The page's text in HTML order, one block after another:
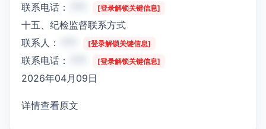
联系电话： [登录解锁关键信息]
十五、纪检监督联系方式
联系人：
[登录解锁关键信息]
联系电话： [登录解锁关键信息]
2026年04月09日
详情查看原文